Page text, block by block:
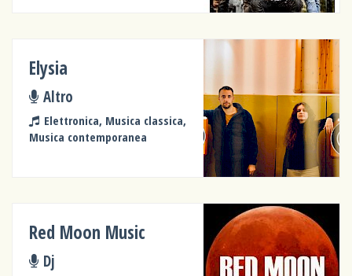
Elysia
Altro
Elettronica, Musica classica,
Musica contemporanea
Red Moon Music
Dj